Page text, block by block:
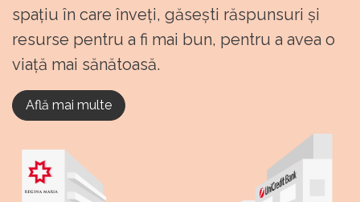
spațiu în care înveți, găsești răspunsuri și
resurse pentru a fi mai bun, pentru a avea o
viață mai sănătoasă.
Află mai multe